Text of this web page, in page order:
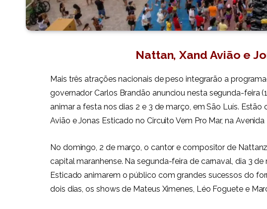
Nattan, Xand Avião e
Mais três atrações nacionais de peso integrarão a
governador Carlos Brandão anunciou nesta segunda-feira
animar a festa nos dias 2 e 3 de março, em São Luís.
Avião e Jonas Esticado no Circuito Vem Pro Mar, na Avenida
No domingo, 2 de março, o cantor e compositor de
capital maranhense. Na segunda-feira de carnaval, dia 3
Esticado animarem o público com grandes sucessos do
dois dias, os shows de Mateus Ximenes, Léo Foguete e